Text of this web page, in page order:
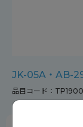
JK-05A・AB-
品目コード：